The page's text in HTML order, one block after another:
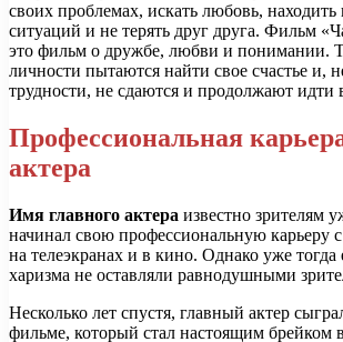
своих проблемах, искать любовь,
ситуаций и не терять друг друга. Фильм
это фильм о дружбе, любви и понимании.
личности пытаются найти свое счастье и,
трудности, не сдаются и продолжают идти
Профессиональная
актера
Имя главного актера известно зрителям
начинал свою профессиональную карьеру
на телеэкранах и в кино. Однако уже тогда
харизма не оставляли равнодушными
Несколько лет спустя, главный актер
фильме, который стал настоящим брейком